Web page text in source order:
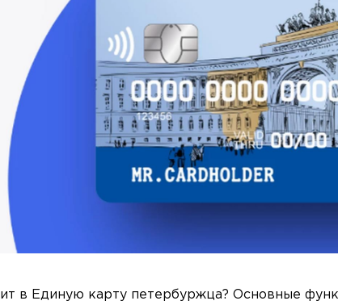
в Единую карту петербуржца? Основные